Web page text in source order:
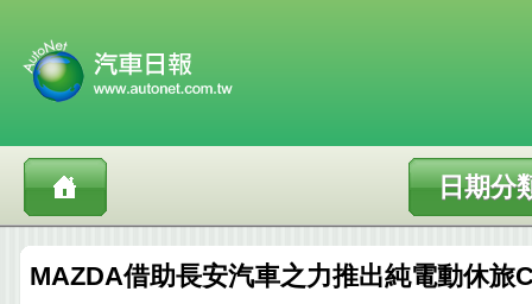
日期分
MAZDA借助長安汽車之力推出純電動休旅